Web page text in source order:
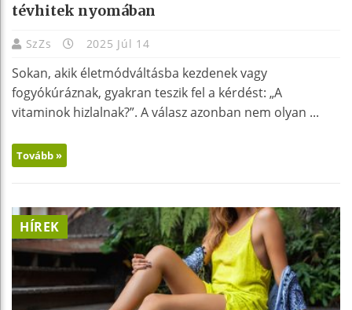
tévhitek nyomában
SzZs 2025 Júl 14
Sokan, akik életmódváltásba kezdenek vagy
fogyókúráznak, gyakran teszik fel a kérdést: „A
vitaminok hizlalnak?”. A válasz azonban nem olyan ...
Tovább »
HÍREK